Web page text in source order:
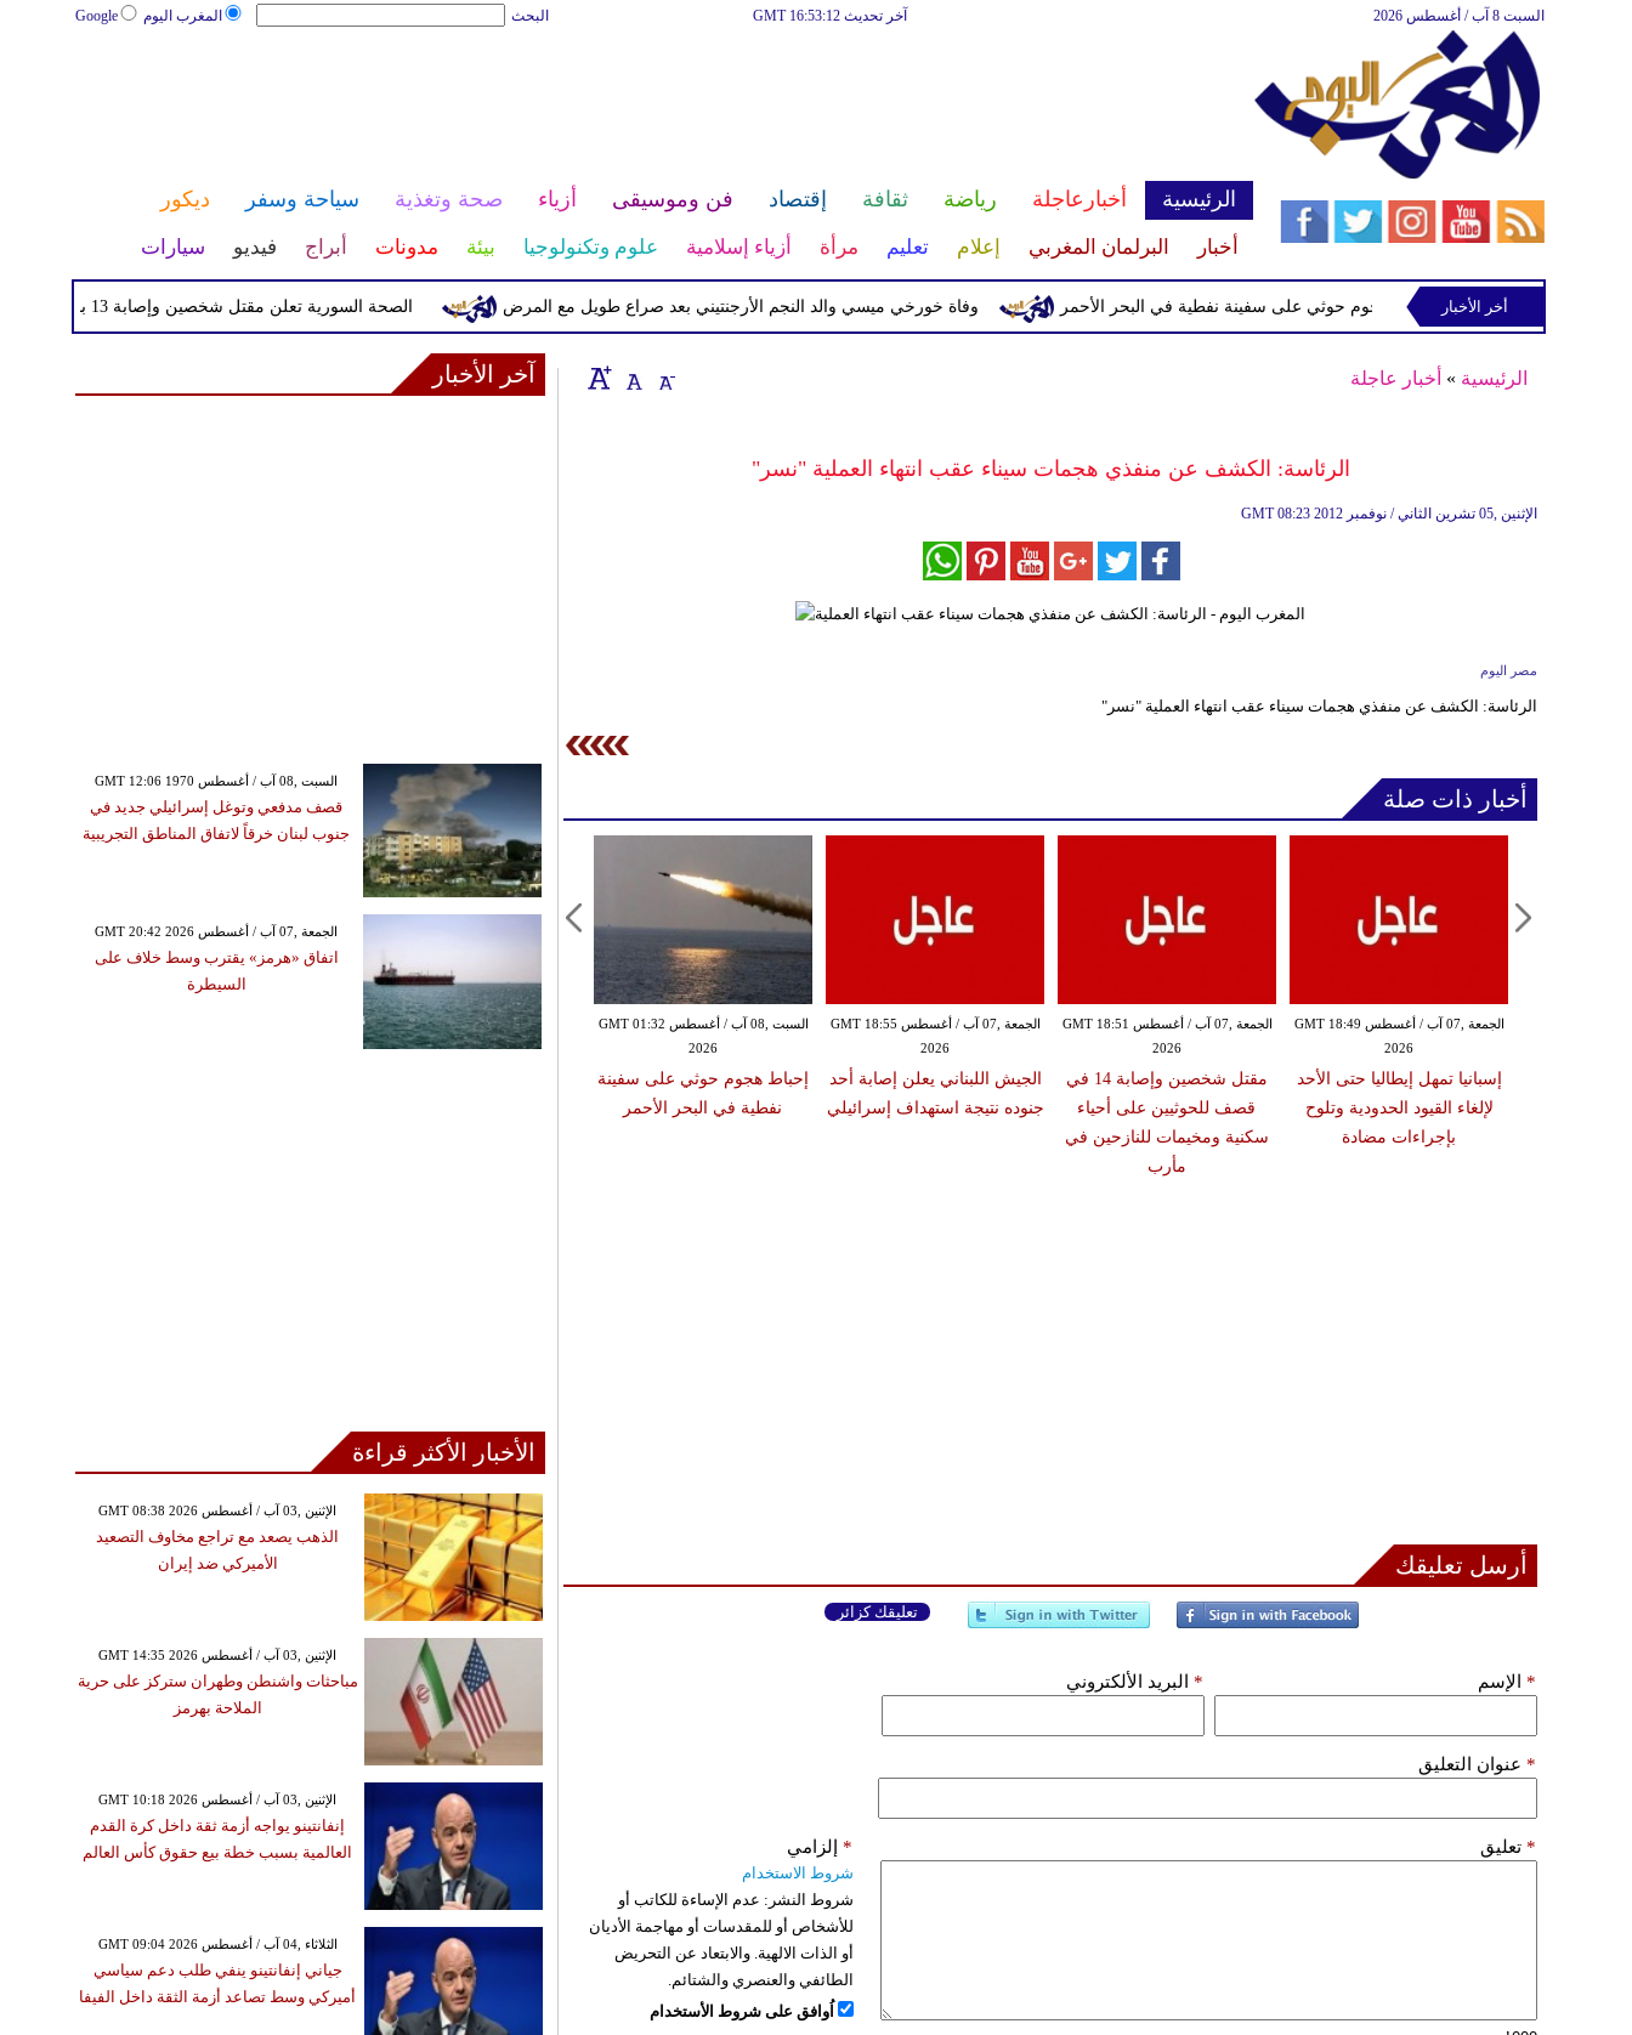
المغرب اليوم Google البحث آخر تحديث GMT 16:53:12 السبت 8 آب / أغسطس 2026
الرئيسية أخبارعاجلة رياضة ثقافة إقتصاد فن وموسيقى أزياء صحة وتغذية سياحة وسفر ديكور
أخبار البرلمان المغربي إعلام تعليم مرأة أزياء إسلامية علوم وتكنولوجيا بيئة مدونات أبراج فيديو سيارات
الصحة السورية تعلن مقتل شخصين وإصابة 13 بانفجار مركبة قرب دمشق وفاة خورخي ميسي والد النجم الأرجنتيني بعد صراع طويل مع المرض إحباط هجوم حوثي على سفينة نفطية في البحر الأحمر
أخر الأخبار
الرئيسية » أخبار عاجلة
الرئاسة: الكشف عن منفذي هجمات سيناء عقب انتهاء العملية "نسر"
GMT 08:23 2012 الإثنين ,05 تشرين الثاني / نوفمبر
مصر اليوم
الرئاسة: الكشف عن منفذي هجمات سيناء عقب انتهاء العملية "نسر"
أخبار ذات صلة
السبت ,08 آب / أغسطس GMT 12:19
2026
السبت ,08 آب / أغسطس GMT 01:32
2026
إحباط هجوم حوثي على سفينة
نفطية في البحر الأحمر
الجمعة ,07 آب / أغسطس GMT 18:55
2026
الجيش اللبناني يعلن إصابة أحد
جنوده نتيجة استهداف إسرائيلي
الجمعة ,07 آب / أغسطس GMT 18:51
2026
مقتل شخصين وإصابة 14 في
قصف للحوثيين على أحياء
سكنية ومخيمات للنازحين في
مأرب
الجمعة ,07 آب / أغسطس GMT 18:49
2026
إسبانيا تمهل إيطاليا حتى الأحد
لإلغاء القيود الحدودية وتلوح
بإجراءات مضادة
أرسل تعليقك
تعليقك كزائر
الإسم * البريد الألكتروني *
عنوان التعليق *
تعليق * إلزامي *
شروط الاستخدام
شروط النشر: عدم الإساءة للكاتب أو
للأشخاص أو للمقدسات أو مهاجمة الأديان
أو الذات الالهية. والابتعاد عن التحريض
الطائفي والعنصري والشتائم.
اُوافق على شروط الأستخدام
آخر الأخبار
GMT 12:06 1970 السبت ,08 آب / أغسطس
قصف مدفعي وتوغل إسرائيلي جديد في
جنوب لبنان خرقاً لاتفاق المناطق التجريبية
GMT 20:42 2026 الجمعة ,07 آب / أغسطس
اتفاق «هرمز» يقترب وسط خلاف على
السيطرة
الأخبار الأكثر قراءة
GMT 08:38 2026 الإثنين ,03 آب / أغسطس
الذهب يصعد مع تراجع مخاوف التصعيد
الأميركي ضد إيران
GMT 14:35 2026 الإثنين ,03 آب / أغسطس
مباحثات واشنطن وطهران ستركز على حرية
الملاحة بهرمز
GMT 10:18 2026 الإثنين ,03 آب / أغسطس
إنفانتينو يواجه أزمة ثقة داخل كرة القدم
العالمية بسبب خطة بيع حقوق كأس العالم
GMT 09:04 2026 الثلاثاء ,04 آب / أغسطس
جياني إنفانتينو ينفي طلب دعم سياسي
أميركي وسط تصاعد أزمة الثقة داخل الفيفا